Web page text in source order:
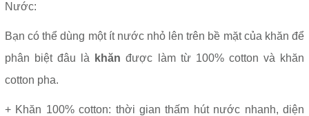
Nước:
Bạn có thể dùng một ít nước nhỏ lên trên bề mặt của khăn để
phân biệt đâu là
khăn được làm từ 100% cotton và khăn
cotton pha.
+ Khăn 100% cotton: thời gian thấm hút nước nhanh, diện